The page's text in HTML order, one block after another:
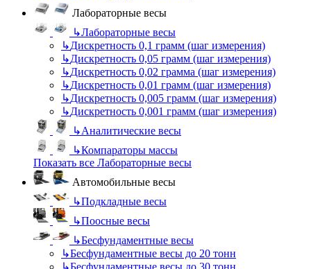
Лабораторные весы
↳Лабораторные весы
↳Дискретность 0,1 грамм (шаг измерения)
↳Дискретность 0,05 грамм (шаг измерения)
↳Дискретность 0,02 грамма (шаг измерения)
↳Дискретность 0,01 грамм (шаг измерения)
↳Дискретность 0,005 грамм (шаг измерения)
↳Дискретность 0,001 грамм (шаг измерения)
↳Аналитические весы
↳Компараторы массы
Показать все Лабораторные весы
Автомобильные весы
↳Подкладные весы
↳Поосные весы
↳Бесфундаментные весы
↳Бесфундаментные весы до 20 тонн
↳Бесфундаментные весы до 30 тонн